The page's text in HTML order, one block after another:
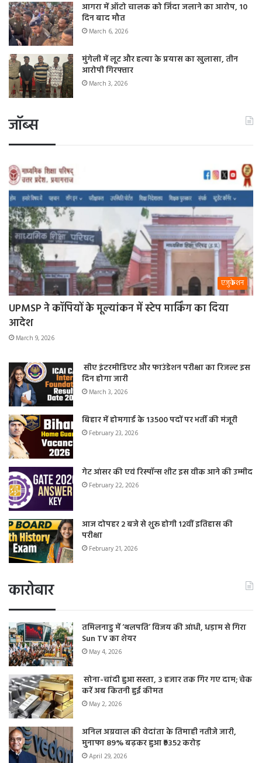
आगरा में ऑटो चालक को जिंदा जलाने का आरोप, 10
दिन बाद मौत
March 6, 2026
मुंगेली में लूट और हत्या के प्रयास का खुलासा, तीन
आरोपी गिरफ्तार
March 3, 2026
जॉब्स
एजुकेशन
UPMSP ने कॉपियों के मूल्यांकन में स्टेप मार्किंग का दिया
आदेश
March 9, 2026
सीए इंटरमीडिएट और फाउंडेशन परीक्षा का रिजल्ट इस
दिन होगा जारी
March 3, 2026
बिहार में होमगार्ड के 13500 पदों पर भर्ती की मंजूरी
February 23, 2026
गेट आंसर की एवं रिस्पॉन्स शीट इस वीक आने की उम्मीद
February 22, 2026
आज दोपहर 2 बजे से शुरू होगी 12वीं इतिहास की
परीक्षा
February 21, 2026
कारोबार
तमिलनाडु में ‘थलपति’ विजय की आंधी, धड़ाम से गिरा
Sun TV का शेयर
May 4, 2026
सोना-चांदी हुआ सस्ता, 3 हजार तक गिर गए दाम; चेक
करें अब कितनी हुई कीमत
May 2, 2026
अनिल अग्रवाल की वेदांता के तिमाही नतीजे जारी,
मुनाफा 89% बढ़कर हुआ ₹9352 करोड़
April 29, 2026